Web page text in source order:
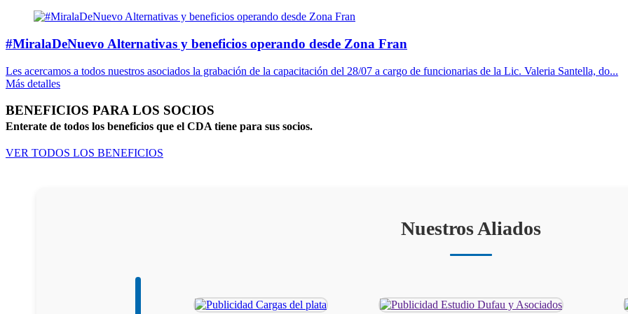
#MiralaDeNuevo Alternativas y beneficios operando desde Zona Fran
Les acercamos a todos nuestros asociados la grabación de la capacitación del 28/07 a cargo de funcionarias de la Lic. Valeria Santella, do...
Más detalles
BENEFICIOS PARA LOS SOCIOS
Enterate de todos los beneficios que el CDA tiene para sus socios.
VER TODOS LOS BENEFICIOS
Nuestros Aliados